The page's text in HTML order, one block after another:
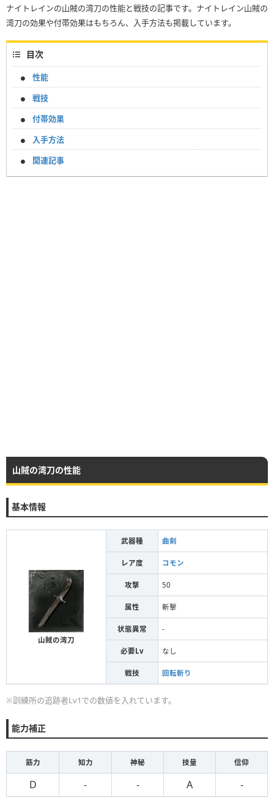
ナイトレインの山賊の湾刀の性能と戦技の記事です。ナイトレイン山賊の
湾刀の効果や付帯効果はもちろん、入手方法も掲載しています。
目次
性能
戦技
付帯効果
入手方法
関連記事
山賊の湾刀の性能
基本情報
山賊の湾刀
武器種 曲剣
レア度 コモン
攻撃 50
属性 斬擊
状態異常 -
必要Lv なし
戦技 回転斬り
※訓練所の追跡者Lv1での数値を入れています。
能力補正
筋力 知力 神秘 技量 信仰
D - - A -